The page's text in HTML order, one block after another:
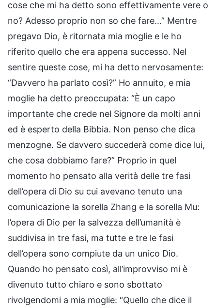
cose che mi ha detto sono effettivamente vere o
no? Adesso proprio non so che fare…” Mentre
pregavo Dio, è ritornata mia moglie e le ho
riferito quello che era appena successo. Nel
sentire queste cose, mi ha detto nervosamente:
“Davvero ha parlato così?” Ho annuito, e mia
moglie ha detto preoccupata: “È un capo
importante che crede nel Signore da molti anni
ed è esperto della Bibbia. Non penso che dica
menzogne. Se davvero succederà come dice lui,
che cosa dobbiamo fare?” Proprio in quel
momento ho pensato alla verità delle tre fasi
dell’opera di Dio su cui avevano tenuto una
comunicazione la sorella Zhang e la sorella Mu:
l’opera di Dio per la salvezza dell’umanità è
suddivisa in tre fasi, ma tutte e tre le fasi
dell’opera sono compiute da un unico Dio.
Quando ho pensato così, all’improvviso mi è
divenuto tutto chiaro e sono sbottato
rivolgendomi a mia moglie: “Quello che dice il